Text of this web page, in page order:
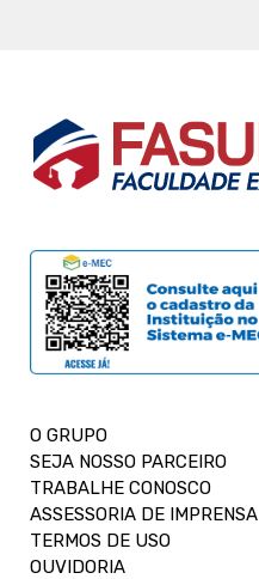
O GRUPO
SEJA NOSSO PARCEIRO
TRABALHE CONOSCO
ASSESSORIA DE IMPRENSA
TERMOS DE USO
OUVIDORIA